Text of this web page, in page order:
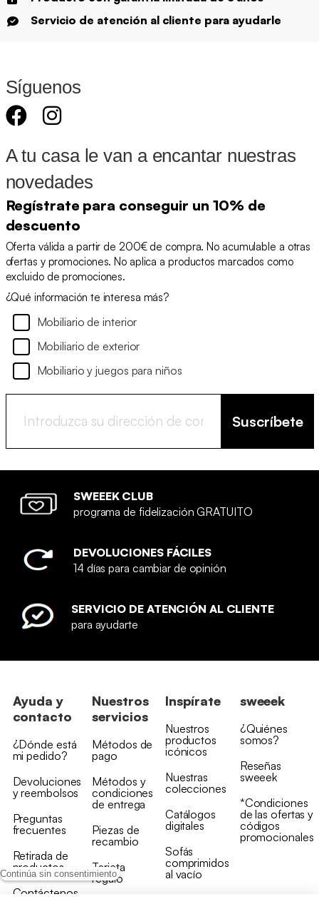
Continúa sin consentimiento
Servicio de atención al cliente para ayudarle
Síguenos
A tu casa le van a encantar nuestras
novedades
Regístrate para conseguir un 10% de
descuento
Oferta válida a partir de 200€ de compra. No acumulable a otras
ofertas y promociones. No aplica a productos marcados como
excluido de promociones.
¿Qué información te interesa más?
Mobiliario de interior
Mobiliario de exterior
Mobiliario y juegos para niños
Suscríbete
SWEEEK CLUB
programa de fidelización GRATUITO
DEVOLUCIONES FÁCILES
14 días para cambiar de opinión
SERVICIO DE ATENCIÓN AL CLIENTE
para ayudarte
Ayuda y
contacto
¿Dónde está
mi pedido?
Devoluciones
y reembolsos
Preguntas
frecuentes
Retirada de
productos
Contáctenos
Nuestros
servicios
Métodos de
pago
Métodos y
condiciones
de entrega
Piezas de
recambio
Tarjeta
regalo
Inspírate
Nuestros
productos
icónicos
Nuestras
colecciones
Catálogos
digitales
Sofás
comprimidos
al vacío
sweeek
¿Quiénes
somos?
Reseñas
sweeek
*Condiciones
de las ofertas y
códigos
promocionales